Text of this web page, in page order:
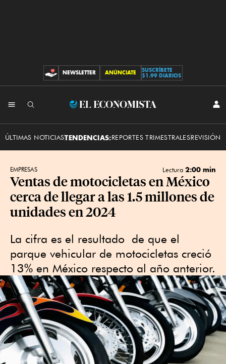
CONTRIBUCIONES
NEWSLETTER ANÚNCIATE
SUSCRÍBETE
$1.99 DIARIOS
El
ÚLTIMAS NOTICIASTENDENCIAS:REPORTES TRIMESTRALESREVISIÓN
EMPRESAS Lectura 2:00 min
Ventas de motocicletas en México
cerca de llegar a las 1.5 millones de
unidades en 2024
La cifra es el resultado de que el
parque vehicular de motocicletas creció
13% en México respecto al año anterior.